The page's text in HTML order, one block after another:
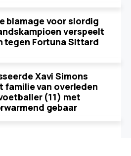
blamage voor slordig
verspeelt
tegen Fortuna Sittard
Xavi Simons
familie van overleden
(11) met
gebaar